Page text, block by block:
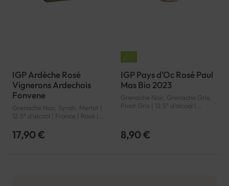
IGP Ardèche Rosé
Vignerons Ardechois
Fonvene
Grenache Noir, Syrah, Merlot |
12.5° d'alcool | France | Rosé |
17,90 €
IGP Pays d'Oc Rosé Paul
Mas Bio 2023
Grenache Noir, Grenache Gris,
Pinot Gris | 12.5° d'alcool |
8,90 €